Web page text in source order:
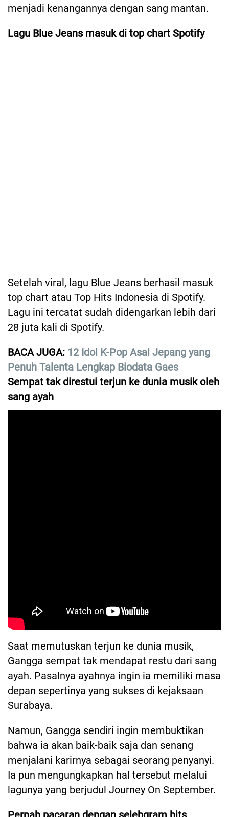
menjadi kenangannya dengan sang mantan.
Lagu Blue Jeans masuk di top chart Spotify
Setelah viral, lagu Blue Jeans berhasil masuk
top chart atau Top Hits Indonesia di Spotify.
Lagu ini tercatat sudah didengarkan lebih dari
28 juta kali di Spotify.
BACA JUGA: 12 Idol K-Pop Asal Jepang yang
Penuh Talenta Lengkap Biodata Gaes
Sempat tak direstui terjun ke dunia musik oleh
sang ayah
Saat memutuskan terjun ke dunia musik,
Gangga sempat tak mendapat restu dari sang
ayah. Pasalnya ayahnya ingin ia memiliki masa
depan sepertinya yang sukses di kejaksaan
Surabaya.
Namun, Gangga sendiri ingin membuktikan
bahwa ia akan baik-baik saja dan senang
menjalani karirnya sebagai seorang penyanyi.
Ia pun mengungkapkan hal tersebut melalui
lagunya yang berjudul Journey On September.